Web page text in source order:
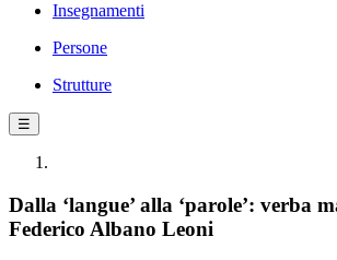
Insegnamenti
Persone
Strutture
☰
Dalla ‘langue’ alla ‘parole’: verba
Federico Albano Leoni